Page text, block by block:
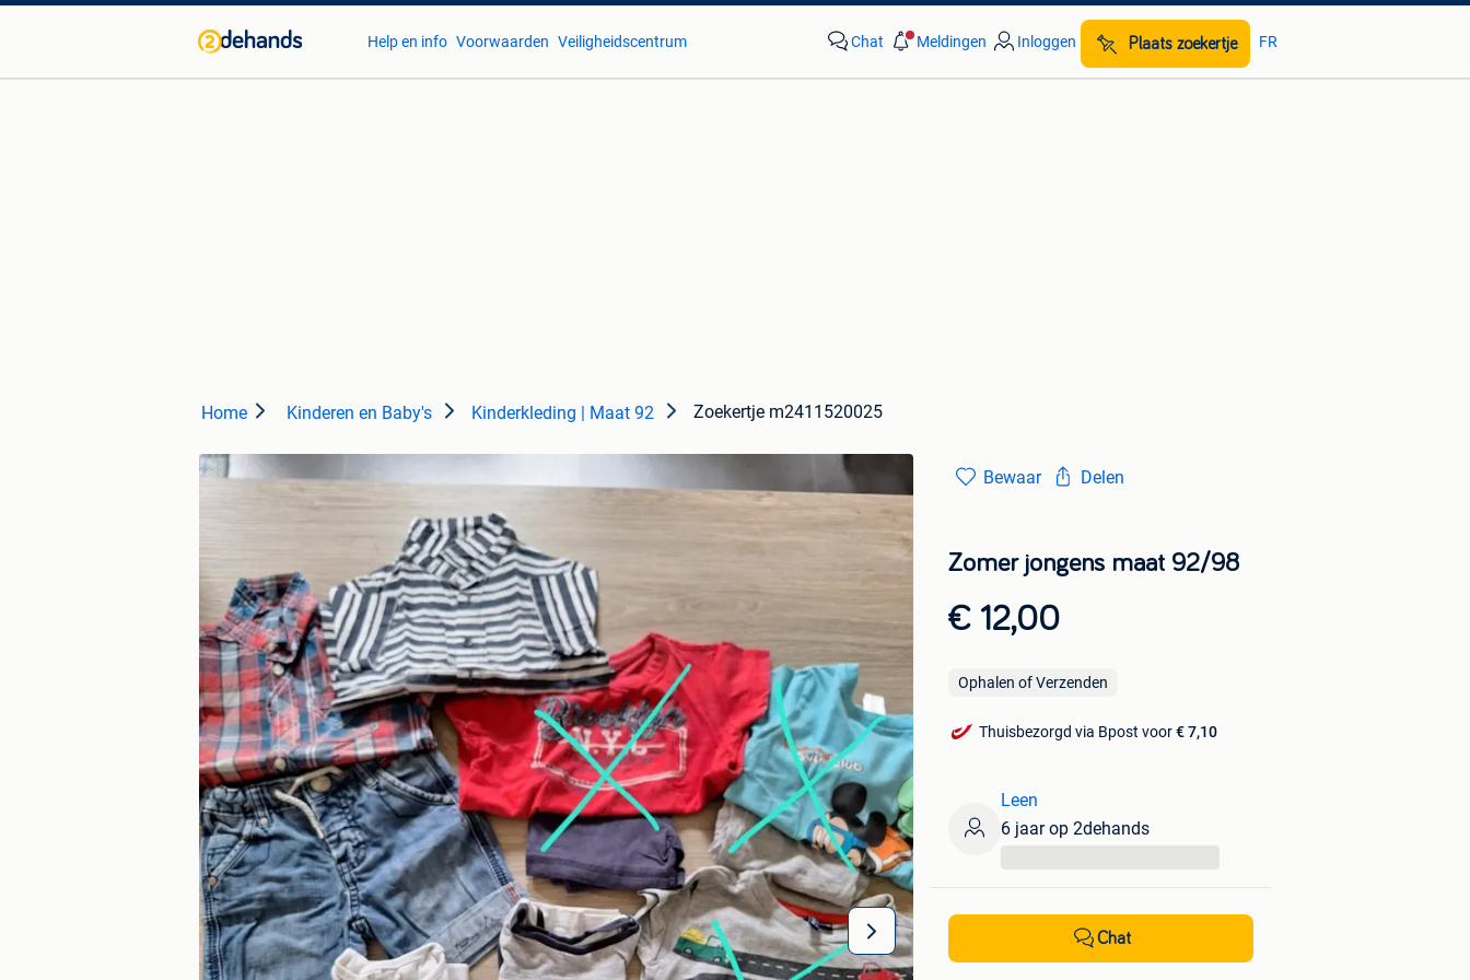
Help en info Voorwaarden Veiligheidscentrum Chat Meldingen Inloggen Plaats zoekertje FR
Home Kinderen en Baby's Kinderkleding | Maat 92 Zoekertje m2411520025
Bewaar Delen
Zomer jongens maat 92/98
€ 12,00
Ophalen of Verzenden
Thuisbezorgd via Bpost voor€ 7,10
Leen
6 jaar op 2dehands
Chat